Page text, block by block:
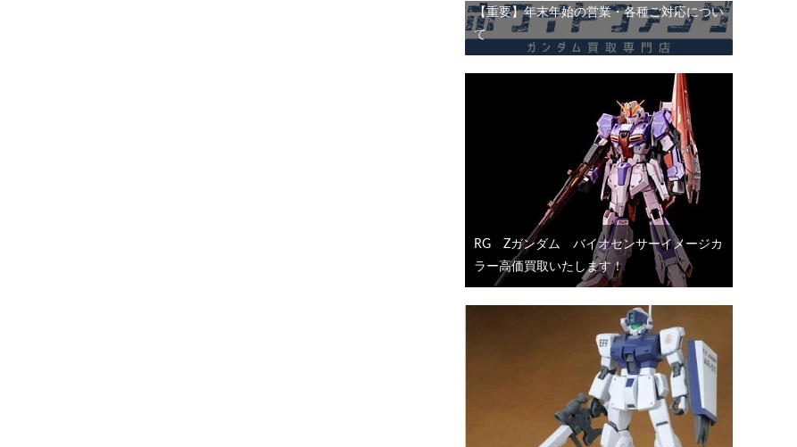
【重要】年末年始の営業・各種ご対応につい
て
RG Ζガンダム バイオセンサーイメージカ
ラー高価買取いたします！